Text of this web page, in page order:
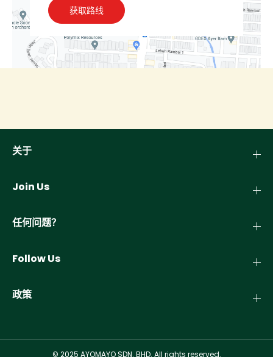
获取路线
关于
Join Us
任何问题？
Follow Us
政策
© 2025 AYOMAYO SDN. BHD. All rights reserved.